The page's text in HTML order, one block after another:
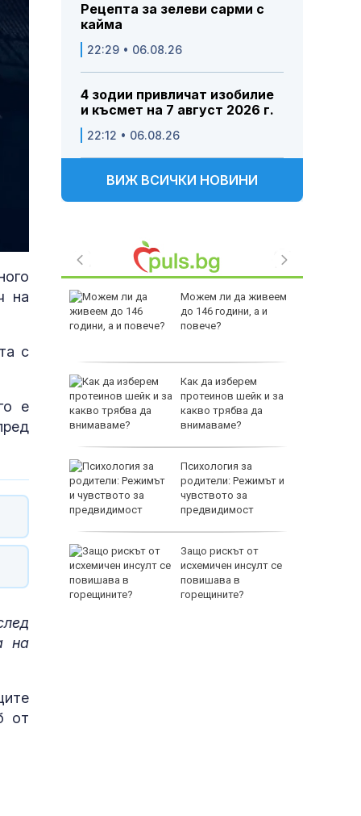
на
с
е
на
от
Рецепта за зелеви сарми с
кайма
22:29 • 06.08.26
4 зодии привличат изобилие
и късмет на 7 август 2026 г.
22:12 • 06.08.26
ВИЖ ВСИЧКИ НОВИНИ
се
Можем ли да живеем
до 146 години, а и
повече?
Как да изберем
протеинов шейк и за
какво трябва да
внимаваме?
Психология за
родители: Режимът и
чувството за
предвидимост
Защо рискът от
исхемичен инсулт се
повишава в
горещините?